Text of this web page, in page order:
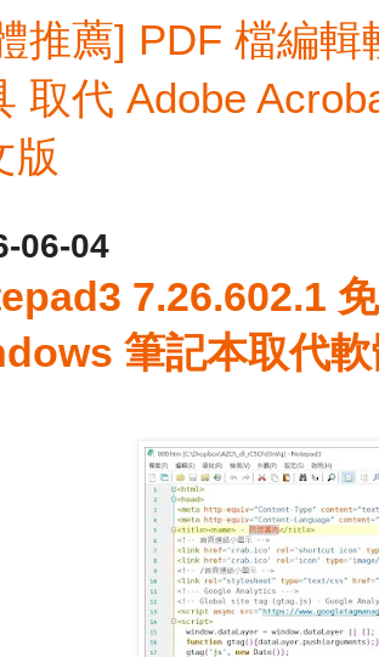
推薦] PDF 檔編
取代 Adobe
版
06-04
7.26.602.1
筆記本取代